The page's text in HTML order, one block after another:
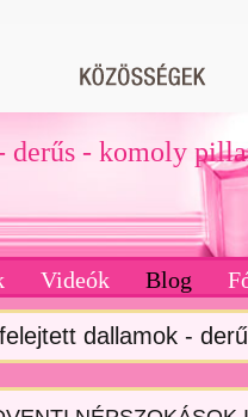
- komoly
Videók Blog
dallamok -